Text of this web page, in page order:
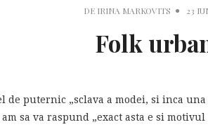
DE IRINA MARKOVITS 23
Folk
puternic „sclava a modei, si inca
sa va raspund „exact asta e si